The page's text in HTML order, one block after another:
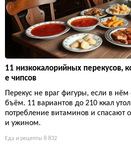
11 низкокалорийных перекусов,
е чипсов
Перекус не враг фигуры, если в нём
бъём. 11 вариантов до 210 ккал
потребление витаминов и спасают
и ужином.
Еда и рецепты 8 832